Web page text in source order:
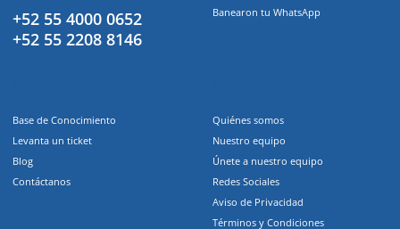
+52 55 4000 0652
+52 55 2208 8146
Banearon tu WhatsApp
Base de Conocimiento
Levanta un ticket
Blog
Contáctanos
Quiénes somos
Nuestro equipo
Únete a nuestro equipo
Redes Sociales
Aviso de Privacidad
Términos y Condiciones